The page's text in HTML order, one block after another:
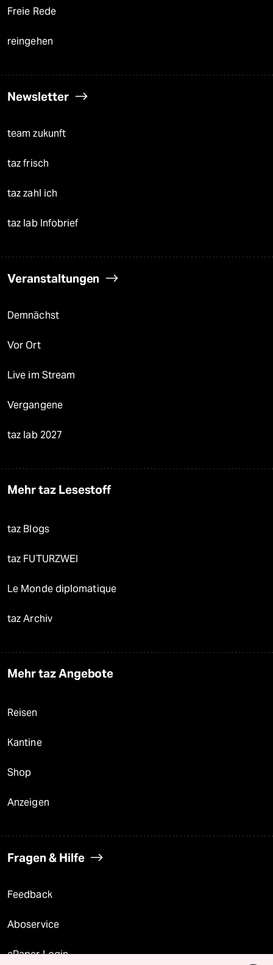
Freie Rede
reingehen
Newsletter
team zukunft
taz frisch
taz zahl ich
taz lab Infobrief
Veranstaltungen
Demnächst
Vor Ort
Live im Stream
Vergangene
taz lab 2027
Mehr taz Lesestoff
taz Blogs
taz FUTURZWEI
Le Monde diplomatique
taz Archiv
Mehr taz Angebote
Reisen
Kantine
Shop
Anzeigen
Fragen & Hilfe
Feedback
Aboservice
ePaper Login